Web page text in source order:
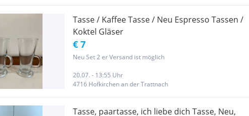
Tasse / Kaffee Tasse / Neu Espresso Tassen /
Koktel Gläser
€ 7
Neu Set 2 er Versand ist möglich
20.07. - 13:55 Uhr
4716 Hofkirchen an der Trattnach
Tasse, paartasse, ich liebe dich Tasse, Neu,